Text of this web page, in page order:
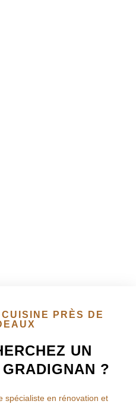
PRÈS DE
UN
?
spécialiste en rénovation et